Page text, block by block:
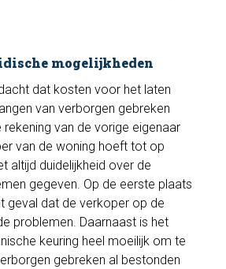
mogelijkheden
dat kosten voor het laten
van verborgen gebreken
van de vorige eigenaar
van de woning hoeft tot op
altijd duidelijkheid over de
gegeven. Op de eerste plaats
geval dat de verkoper op de
problemen. Daarnaast is het
keuring heel moeilijk om te
gebreken al bestonden